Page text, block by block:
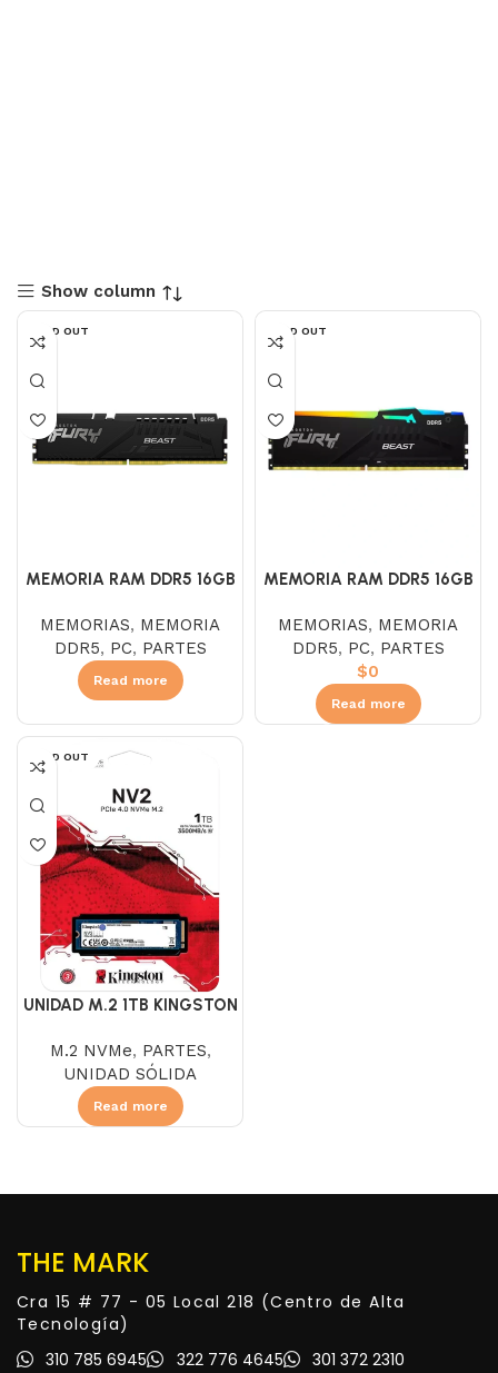
Show column
SOLD OUT
MEMORIA RAM DDR5 16GB
MEMORIAS, MEMORIA
DDR5, PC, PARTES
Read more
SOLD OUT
MEMORIA RAM DDR5 16GB
MEMORIAS, MEMORIA
DDR5, PC, PARTES
$0
Read more
SOLD OUT
UNIDAD M.2 1TB KINGSTON
M.2 NVMe, PARTES,
UNIDAD SÓLIDA
Read more
THE MARK
Cra 15 # 77 - 05 Local 218 (Centro de Alta
Tecnología)
310 785 6945
322 776 4645 301 372 2310